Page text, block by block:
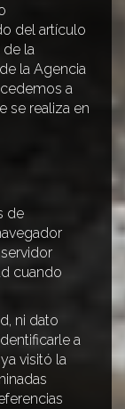
del artículo
de la
la Agencia
a
se realiza en
de
cuando
ni dato
a
visitó la